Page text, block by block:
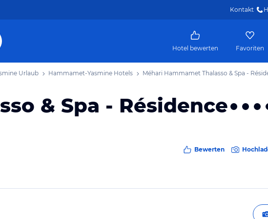
Kontakt
Hotel bewerten Favoriten
Urlaub Hammamet-Yasmine Hotels Méhari Hammamet Thalasso & Spa -
& Spa - Résidence
Bewerten